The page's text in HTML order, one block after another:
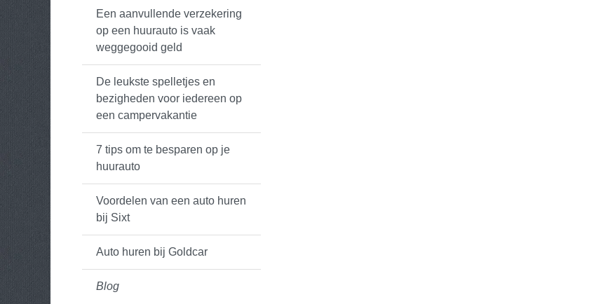
Een aanvullende verzekering
op een huurauto is vaak
weggegooid geld
De leukste spelletjes en
bezigheden voor iedereen op
een campervakantie
7 tips om te besparen op je
huurauto
Voordelen van een auto huren
bij Sixt
Auto huren bij Goldcar
Blog